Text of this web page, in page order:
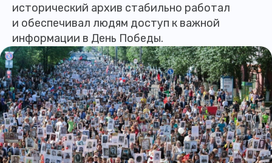
исторический архив стабильно работал
и обеспечивал людям доступ к важной
информации в День Победы.